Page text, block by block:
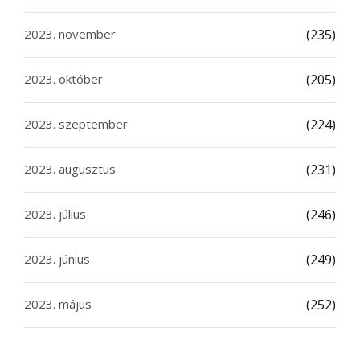
2023. november (235)
2023. október (205)
2023. szeptember (224)
2023. augusztus (231)
2023. július (246)
2023. június (249)
2023. május (252)